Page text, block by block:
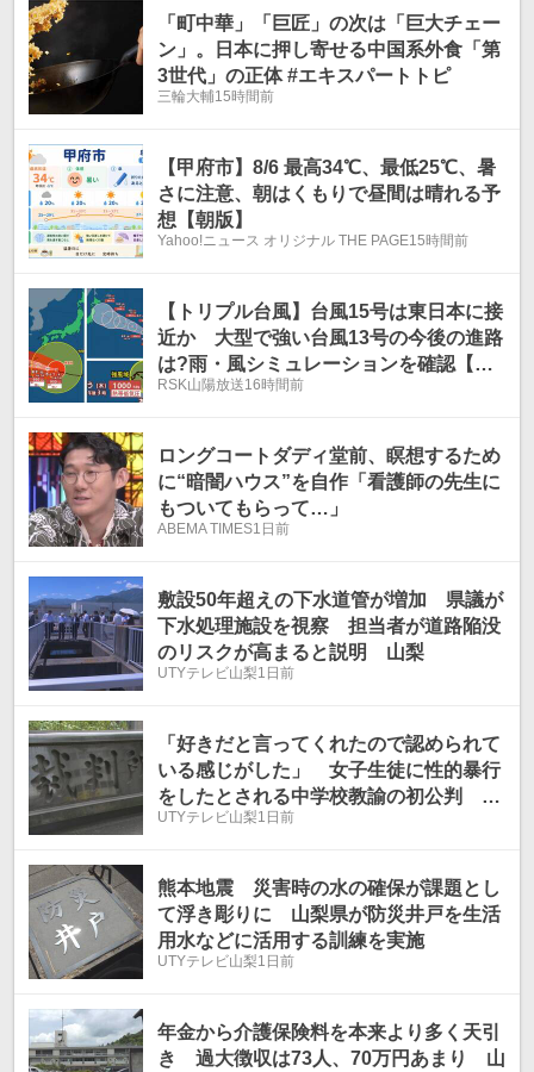
「町中華」「巨匠」の次は「巨大チェー
ン」。日本に押し寄せる中国系外食「第
3世代」の正体 #エキスパートトピ
三輪大輔15時間前
【甲府市】8/6 最高34℃、最低25℃、暑
さに注意、朝はくもりで昼間は晴れる予
想【朝版】
Yahoo!ニュース オリジナル THE PAGE15時間前
【トリプル台風】台風15号は東日本に接
近か 大型で強い台風13号の今後の進路
は?雨・風シミュレーションを確認【気
象庁台風情報 6日午前4時45分発表】
RSK山陽放送16時間前
ロングコートダディ堂前、瞑想するため
に“暗闇ハウス”を自作「看護師の先生に
もついてもらって…」
ABEMA TIMES1日前
敷設50年超えの下水道管が増加 県議が
下水処理施設を視察 担当者が道路陥没
のリスクが高まると説明 山梨
UTYテレビ山梨1日前
「好きだと言ってくれたので認められて
いる感じがした」 女子生徒に性的暴行
をしたとされる中学校教諭の初公判 被
告人質問で語った“孤立感”
UTYテレビ山梨1日前
熊本地震 災害時の水の確保が課題とし
て浮き彫りに 山梨県が防災井戸を生活
用水などに活用する訓練を実施
UTYテレビ山梨1日前
年金から介護保険料を本来より多く天引
き 過大徴収は73人、70万円あまり 山